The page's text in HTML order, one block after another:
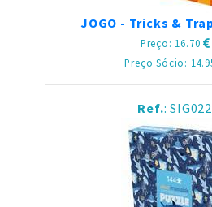
JOGO - Tricks &
Preço: 16.70
Preço Sócio:
Ref.: